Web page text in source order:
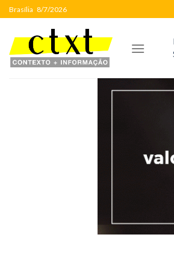
Skip
to
content
Brasília 8/7/2026